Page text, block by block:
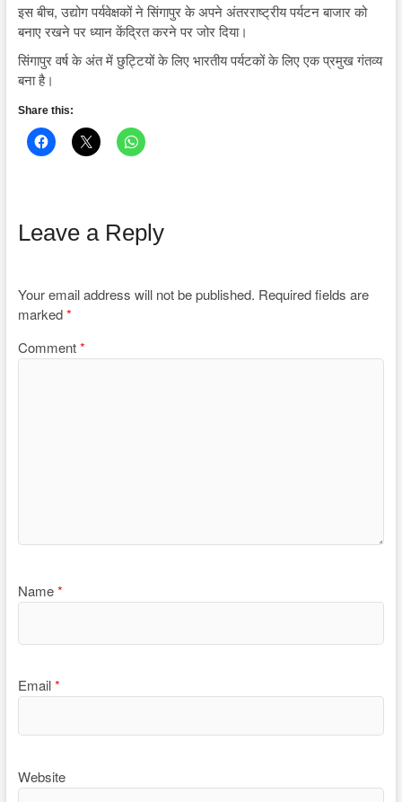
इस बीच, उद्योग पर्यवेक्षकों ने सिंगापुर के अपने अंतरराष्ट्रीय पर्यटन बाजार को
बनाए रखने पर ध्यान केंद्रित करने पर जोर दिया।
सिंगापुर वर्ष के अंत में छुट्टियों के लिए भारतीय पर्यटकों के लिए एक प्रमुख गंतव्य
बना है।
Share this:
Leave a Reply
Your email address will not be published. Required fields are
marked*
Comment*
Name*
Email*
Website